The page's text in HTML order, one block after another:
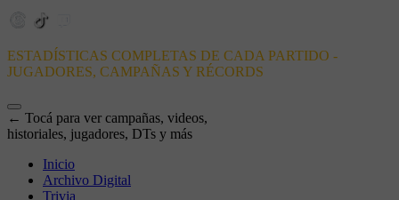
ESTADÍSTICAS COMPLETAS DE CADA PARTIDO -
JUGADORES, CAMPAÑAS Y RÉCORDS
← Tocá para ver campañas, videos,
historiales, jugadores, DTs y más
Inicio
Archivo Digital
Trivia